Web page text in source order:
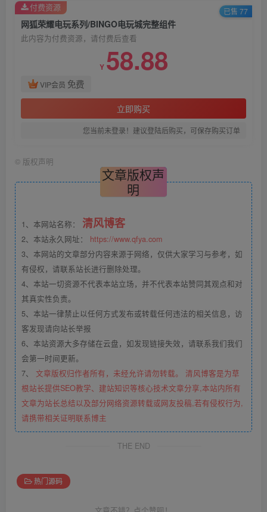
网狐荣耀电玩系列/BINGO电玩城完整组件
此内容为付费资源，请付费后查看
Y 58.88
VIP会员 免费
立即购买
您当前未登录！建议登陆后购买，可保存购买订单
付费资源 已售 77
© 版权声明
文章版权声
明
1、本网站名称： 清风博客
2、本站永久网址： https://www.qfya.com
3、本网站的文章部分内容来源于网络，仅供大家学习与参考，如
有侵权，请联系站长进行删除处理。
4、本站一切资源不代表本站立场，并不代表本站赞同其观点和对
其真实性负责。
5、本站一律禁止以任何方式发布或转载任何违法的相关信息，访
客发现请向站长举报
6、本站资源大多存储在云盘，如发现链接失效，请联系我们我们
会第一时间更新。
7、 文章版权归作者所有，未经允许请勿转载。 清风博客是为草
根站长提供SEO教学、建站知识等核心技术文章分享,本站内所有
文章为站长总结以及部分网络资源转载或网友投稿,若有侵权行为,
请携带相关证明联系博主
THE END
热门源码